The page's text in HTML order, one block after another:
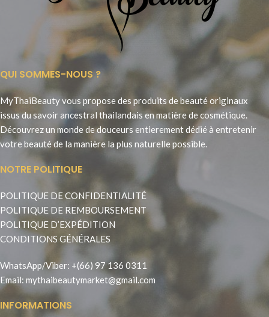
QUI SOMMES-NOUS ?
MyThaïBeauty vous propose des produits de beauté originaux
issus du savoir ancestral thailandais en matière de cosmétique.
Découvrez un monde de douceurs entierement dédié à entretenir
votre beauté de la manière la plus naturelle possible.
NOTRE POLITIQUE
POLITIQUE DE CONFIDENTIALITÉ
POLITIQUE DE REMBOURSEMENT
POLITIQUE D’EXPÉDITION
CONDITIONS GÉNÉRALES
WhatsApp/Viber: +(66) 97 136 0311
Email: mythaibeautymarket@gmail.com
INFORMATIONS